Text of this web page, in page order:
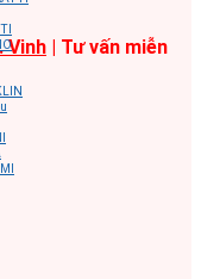
Vinh | Tư vấn miễn